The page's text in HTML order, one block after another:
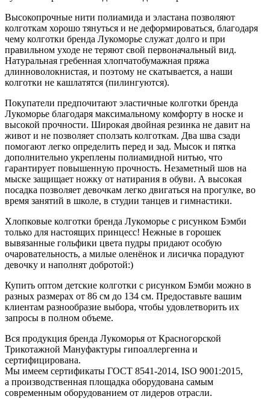
Высокопрочные нити полиамида и эластана позволяют
колготкам хорошо тянуться и не деформироваться, благодаря
чему колготки бренда Лукоморье служат долго и при
правильном уходе не теряют свой первоначальный вид.
Натуральная гребенная хлопчатобумажная пряжа
длинноволокнистая, и поэтому не скатывается, а наши
колготки не кашлатятся (пилингуются).
Покупатели предпочитают эластичные колготки бренда
Лукоморье благодаря максимальному комфорту в носке и
высокой прочности. Широкая двойная резинка не давит на
живот и не позволяет сползать колготкам. Два шва сзади
помогают легко определить перед и зад. Мысок и пятка
дополнительно укреплены полиамидной нитью, что
гарантирует повышенную прочность. Незаметный шов на
мыске защищает ножку от натирания в обуви. А высокая
посадка позволяет девочкам легко двигаться на прогулке, во
время занятий в школе, в студии танцев и гимнастики.
Хлопковые колготки бренда Лукоморье с рисунком Бэмби
только для настоящих принцесс! Нежные в горошек
вывязанные гольфики цвета пудры придают особую
очаровательность, а милые оленёнок и лисичка порадуют
девочку и наполнят добротой:)
Купить оптом детские колготки с рисунком Бэмби можно в
разных размерах от 86 см до 134 см. Предоставьте вашим
клиентам разнообразие выбора, чтобы удовлетворить их
запросы в полном объеме.
Вся продукция бренда Лукоморья от Красногорской
Трикотажной Мануфактуры гипоаллергенна и
сертифицирована.
Мы имеем сертификаты ГОСТ 8541-2014, ISO 9001:2015,
а производственная площадка оборудована самым
современным оборудованием от лидеров отрасли.